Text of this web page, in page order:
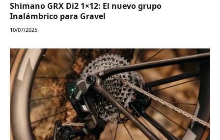
Shimano GRX Di2 1×12: El nuevo grupo
Inalámbrico para Gravel
10/07/2025